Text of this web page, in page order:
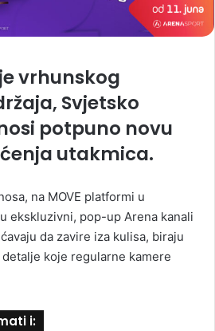
vrhunskog
Svjetsko
potpuno novu
utakmica.
na MOVE platformi u
ekskluzivni, pop-up Arena kanali
da zavire iza kulisa, biraju
koje regularne kamere
i: